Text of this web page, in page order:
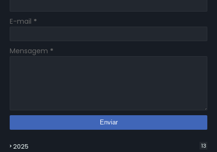
E-mail *
Mensagem *
2025 13